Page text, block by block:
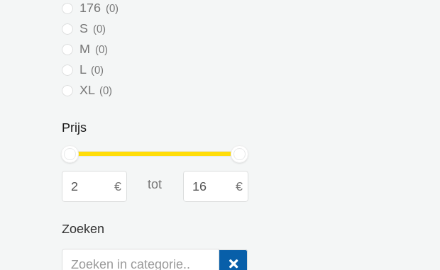
176
0
S 0
M 0
L 0
XL 0
Prijs
tot
Zoeken